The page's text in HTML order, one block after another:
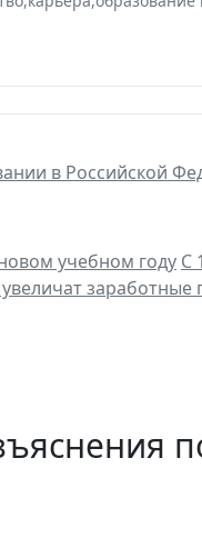
в Российской
учебном году С